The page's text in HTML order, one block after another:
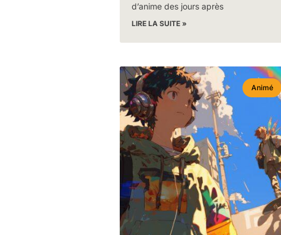
d’anime des jours après
LIRE LA SUITE »
Animé